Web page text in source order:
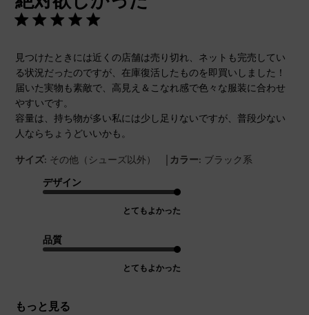
見つけたときには近くの店舗は売り切れ、ネットも完売してい
る状況だったのですが、在庫復活したものを即買いしました！
届いた実物も素敵で、高見え＆こなれ感で色々な服装に合わせ
やすいです。
容量は、持ち物が多い私には少し足りないですが、普段少ない
人ならちょうどいいかも。
サイズ: その他（シューズ以外） | カラー: ブラック系
デザイン
とてもよかった
品質
とてもよかった
もっと見る